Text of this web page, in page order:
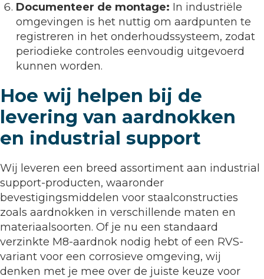
Documenteer de montage: In industriële
omgevingen is het nuttig om aardpunten te
registreren in het onderhoudssysteem, zodat
periodieke controles eenvoudig uitgevoerd
kunnen worden.
Hoe wij helpen bij de
levering van aardnokken
en industrial support
Wij leveren een breed assortiment aan industrial
support-producten, waaronder
bevestigingsmiddelen voor staalconstructies
zoals aardnokken in verschillende maten en
materiaalsoorten. Of je nu een standaard
verzinkte M8-aardnok nodig hebt of een RVS-
variant voor een corrosieve omgeving, wij
denken met je mee over de juiste keuze voor